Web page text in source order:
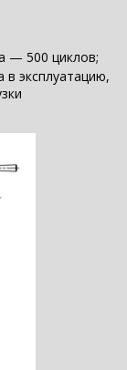
— 500 циклов;
эксплуатацию,